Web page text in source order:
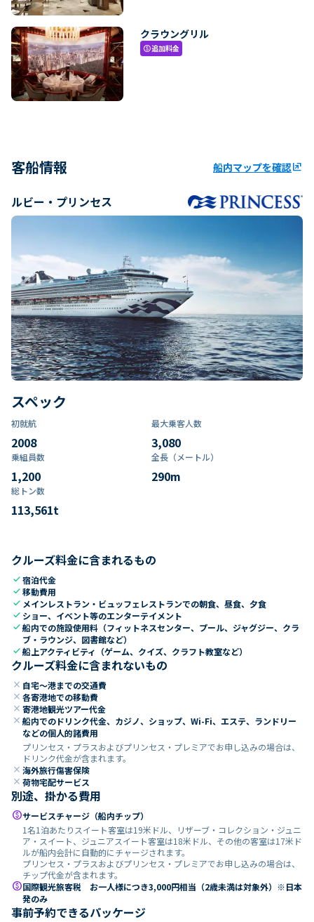
クラウングリル
paid追加料金
客船情報 船内マップを確認ungroup
ルビー・プリンセス
スペック
初就航
2008
最大乗客人数
3,080
乗組員数​
1,200
全長（メートル）
290m
総トン数​
113,561t
クルーズ料金に含まれるもの
check宿泊代金
check移動費用
check メインレストラン・ビュッフェレストランでの朝食、昼食、夕食
check ショー、イベント等のエンターテイメント
check船内での施設使用料（フィットネスセンター、プール、ジャグジー、クラ
ブ・ラウンジ、図書館など）
check船上アクティビティ（ゲーム、クイズ、クラフト教室など）
クルーズ料金に含まれないもの
close 自宅～港までの交通費
close 各寄港地での移動費
close 寄港地観光ツアー代金
close 船内でのドリンク代金、カジノ、ショップ、Wi-Fi、エステ、ランドリー
などの個人的諸費用
プリンセス・プラスおよびプリンセス・プレミアでお申し込みの場合は、
ドリンク代金が含まれます。
close 海外旅行傷害保険
close 荷物宅配サービス
別途、掛かる費用
paidサービスチャージ（船内チップ）
1名1泊あたりスイート客室は19米ドル、リザーブ・コレクション・ジュニ
ア・スイート、ジュニアスイート客室は18米ドル、その他の客室は17米ド
ルが船内会計に自動的にチャージされます。
プリンセス・プラスおよびプリンセス・プレミアでお申し込みの場合は、
チップ代金が含まれます。
paid国際観光旅客税 お一人様につき3,000円相当（2歳未満は対象外）※日本
発のみ
事前予約できるパッケージ